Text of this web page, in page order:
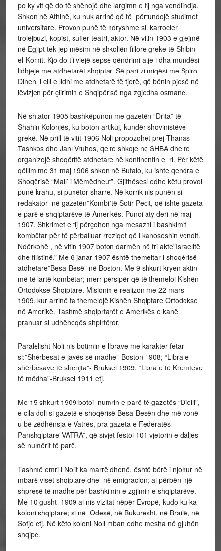
po ky vit që do të shënojë dhe largimn e tij nga vendlindja.
Shkon në Athinë, ku nuk arrinë që të përfundojë studimet
universitare. Provon punë të ndryshme si: karrocier
trolejbuzi, kopist, sufler teatri, aktor. Në vitin 1903 e gjejmë
në Egjipt tek jep mësim në shkollën fillore greke të Shibin-
el-Komit. Kjo do t’i vlejë sepse qëndrimi atje i dha mundësi
lidhjeje me atdhetarët shqiptar. Së pari zi miqësi me Spiro
Dinen, i cili e lidhi me atdhetarë të tjerë, që bënin pjesë në
lëvizjen për çlirimin e Shqipërisë nga zgjedha osmane.
Në shtator 1905 bashkëpunon me gazetën “Drita” të
Shahin Kolonjës, ku boton artikuj, kundër shovinistëve
grekë. Në prill të vitit 1906 Noli propozohet prej Thanas
Tashkos dhe Jani Vruhos, që të shkojë në SHBA dhe të
organizojë shoqëritë atdhetare në kontinentin e ri. Për këtë
qëllim me 31 maj 1906 shkon në Bufalo, ku ishte qendra e
Shoqërisë “Mall’ i Mëmëdheut”. Gjithësesi edhe këtu provoi
punë krahu, si punëtor sharre. Në korrik nis punën si
redakator në gazetën”Kombi”të Sotir Pecit, që ishte gazeta
e parë e shqiptarëve të Amerikës. Punoi aty deri në maj
1907. Shkrimet e tij përçohen nga mesazhi i bashkimit
kombëtar për të përballuar rreziqet që i kanoseshin vendit.
Ndërkohë , në vitin 1907 boton darmën në tri akte”Israelitë
dhe filistinë.” Me 6 janar 1907 është themeltar i shoqërisë
atdhetare”Besa-Besë” në Boston. Me 9 shkurt kryen aktin
më të lartë kombëtar; merr përsipër që të themeloi Kishën
Ortodokse Shqiptare. Misionin e realizon me 22 mars
1909, kur arrinë ta themelojë Kishën Shqiptare Ortodokse
në Amerikë. Tashmë shqiprtarët e Amerikës e kanë
pranuar si udhëheqës shpirtëror.
Paralelisht Noli nis botimin e librave me karakter fetar
si:”Shërbesat e javës së madhe”-Boston 1908; “Libra e
shërbesave të shenjta”- Bruksel 1909; “Libra e të Kremteve
të mëdha”-Bruksel 1911 etj.
Me 15 shkurt 1909 botoi numrin e parë të gazetës “Dielli”,
e cila doli si gazetë e shoqërisë Besa-Besën dhe më vonë
u bë zëdhënsja e Vatrës, pra gazeta e Federatës
Panshqiptare”VATRA”, që sivjet festoi 101 vjetorin e daljes
së numërit të parë.
Tashmë emri i Nolit ka marrë dhenë, është bërë i njohur në
mbarë viset shqiptare dhe në emigracion; ai përbën një
shpresë të madhe për bashkimin e zgjimin e shqiptarëve.
Me 10 gusht 1909 ai nis vizitat nëpër Evropë, kudo ku ka
koloni shqiptare; si në Odesë, në Bukuresht, në Brailë, në
Sofje etj. Në këto koloni Noli mban edhe mesha në gjuhën
shqipe.